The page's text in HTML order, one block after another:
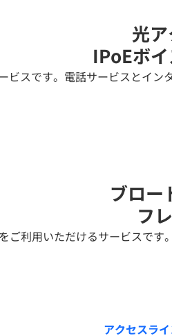
光
IPoEボ
ビスです。電話サービスとイ
ブロー
フ
ご利用いただけるサービスで
アクセスラ